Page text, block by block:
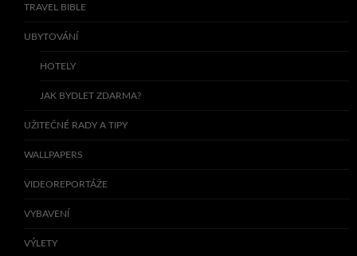
TRAVEL BIBLE
UBYTOVÁNÍ
HOTELY
JAK BYDLET ZDARMA?
UŽITEČNÉ RADY A TIPY
WALLPAPERS
VIDEOREPORTÁŽE
VYBAVENÍ
VÝLETY